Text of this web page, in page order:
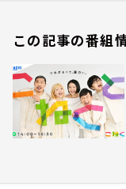
この記事の番組